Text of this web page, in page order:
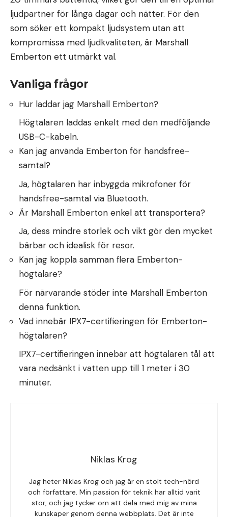
ljudpartner för långa dagar och nätter. För den
som söker ett kompakt ljudsystem utan att
kompromissa med ljudkvaliteten, är Marshall
Emberton ett utmärkt val.
Vanliga frågor
Hur laddar jag Marshall Emberton?
Högtalaren laddas enkelt med den medföljande
USB-C-kabeln.
Kan jag använda Emberton för handsfree-
samtal?
Ja, högtalaren har inbyggda mikrofoner för
handsfree-samtal via Bluetooth.
Är Marshall Emberton enkel att transportera?
Ja, dess mindre storlek och vikt gör den mycket
bärbar och idealisk för resor.
Kan jag koppla samman flera Emberton-
högtalare?
För närvarande stöder inte Marshall Emberton
denna funktion.
Vad innebär IPX7-certifieringen för Emberton-
högtalaren?
IPX7-certifieringen innebär att högtalaren tål att
vara nedsänkt i vatten upp till 1 meter i 30
minuter.
Niklas Krog
Jag heter Niklas Krog och jag är en stolt tech-nörd
och författare. Min passion för teknik har alltid varit
stor, och jag tycker om att dela med mig av mina
kunskaper genom denna webbplats. Det är inte